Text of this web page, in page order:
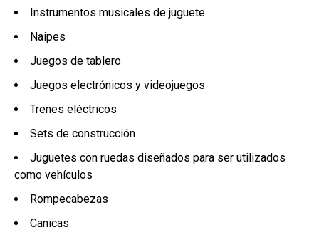
Instrumentos musicales de juguete
Naipes
Juegos de tablero
Juegos electrónicos y videojuegos
Trenes eléctricos
Sets de construcción
Juguetes con ruedas diseñados para ser utilizados
como vehículos
Rompecabezas
Canicas